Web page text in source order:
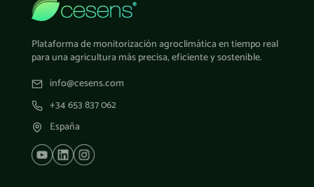
Plataforma de monitorización agroclimática en tiempo real
para una agricultura más precisa, eficiente y sostenible.
info@cesens.com
+34 653 837 062
España